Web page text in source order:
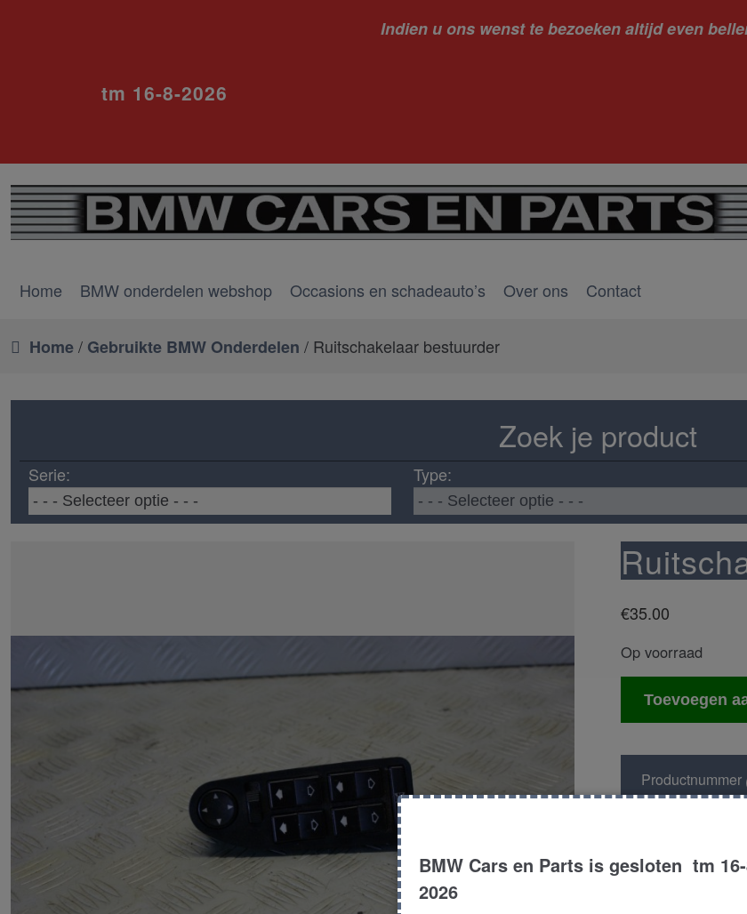
Indien u ons wenst te bezoeken altijd even
ivm vakantie
tm 16-8-2026
Home BMW onderdelen webshop Occasions en schadeauto’s Over ons Contact
Home/ Gebruikte BMW Onderdelen / Ruitschakelaar bestuurder
Zoek je product
Serie: Type:
€35.00
Op voorraad
Ruitschakelaar
Toevoegen
Productnummer
Kleur :
BMW Cars en Parts is gesloten tm
2026